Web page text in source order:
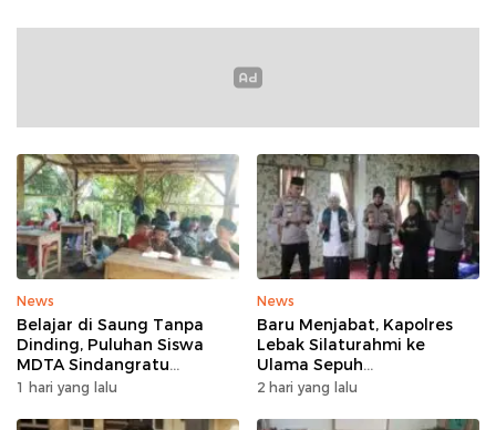
News
Belajar di Saung Tanpa
Dinding, Puluhan Siswa
MDTA Sindangratu
Panggarangan Bertahan
1 hari yang lalu
News
Baru Menjabat, Kapolres
Lebak Silaturahmi ke
Ulama Sepuh
Rangkasbitung
2 hari yang lalu